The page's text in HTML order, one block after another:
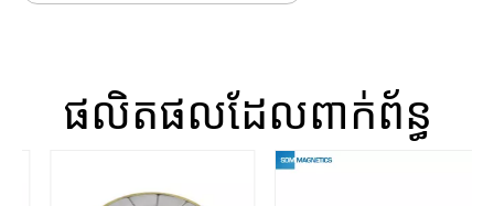
ផលិតផលដែលពាក់ព័ន្ធ